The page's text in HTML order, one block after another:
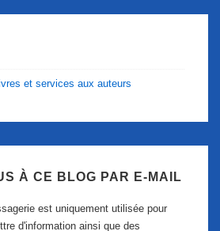
et services aux auteurs
À CE BLOG PAR E-MAIL
est uniquement utilisée pour
d'information ainsi que des